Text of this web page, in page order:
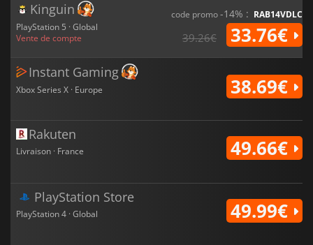
Kinguin
PlayStation 5 · Global
Vente de compte
code promo-14% : RAB14VDLC
39.26€ 33.76€
Instant Gaming
Xbox Series X · Europe 38.69€
Rakuten
Livraison · France 49.66€
PlayStation Store
PlayStation 4 · Global 49.99€